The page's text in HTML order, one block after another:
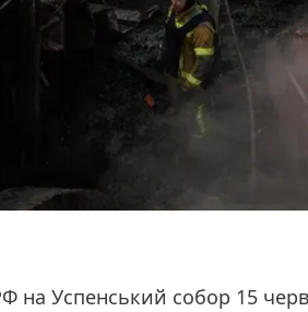
на Успенський собор 15